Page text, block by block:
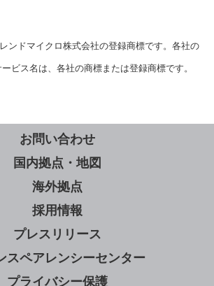
ンドマイクロ株式会社の登録商標です。各社の
ビス名は、各社の商標または登録商標です。
お問い合わせ
国内拠点・地図
海外拠点
採用情報
プレスリリース
スペアレンシーセンター
プライバシー保護